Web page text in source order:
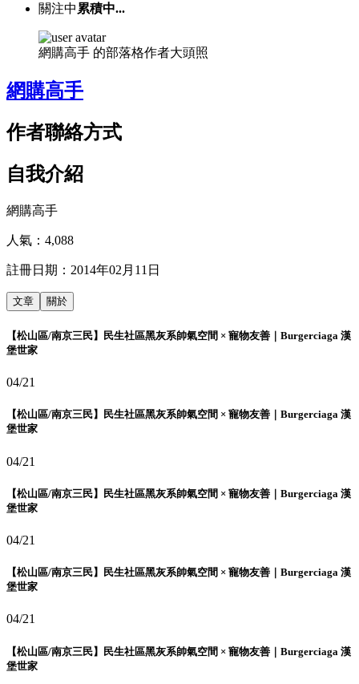
關注中 累積中...
網購高手 的部落格作者大頭照
網購高手
作者聯絡方式
自我介紹
網購高手
人氣： 4,088
註冊日期： 2014年02月11日
文章 關於
【松山區/南京三民】民生社區黑灰系帥氣空間 × 寵物友善｜Burgerciaga 漢
堡世家
04/21
【松山區/南京三民】民生社區黑灰系帥氣空間 × 寵物友善｜Burgerciaga 漢
堡世家
04/21
【松山區/南京三民】民生社區黑灰系帥氣空間 × 寵物友善｜Burgerciaga 漢
堡世家
04/21
【松山區/南京三民】民生社區黑灰系帥氣空間 × 寵物友善｜Burgerciaga 漢
堡世家
04/21
【松山區/南京三民】民生社區黑灰系帥氣空間 × 寵物友善｜Burgerciaga 漢
堡世家